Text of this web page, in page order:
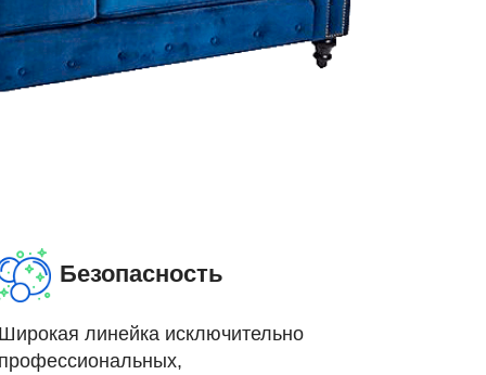
Широкая линейка исключительно
профессиональных,
Безопасность